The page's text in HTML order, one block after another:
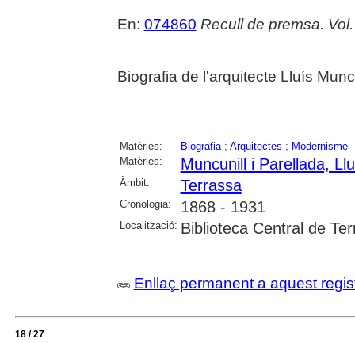
En: 074860 Recull de premsa.
Biografia de l'arquitecte Lluís
Matèries: Biografia; Arquitectes ; Modernisme
Matèries:
Muncunill i Parellada,
Àmbit: Terrassa
Cronologia: 1868 - 1931
Localització: Biblioteca Central de
Enllaç permanent a aquest
18 / 27